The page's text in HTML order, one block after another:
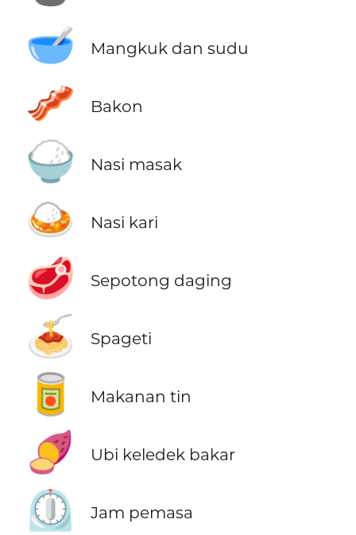
🥣
Mangkuk dan sudu
🥓 Bakon
🍚 Nasi masak
🍛 Nasi kari
🥩 Sepotong daging
🍝 Spageti
🥫 Makanan tin
🍠 Ubi keledek bakar
⏲️ Jam pemasa